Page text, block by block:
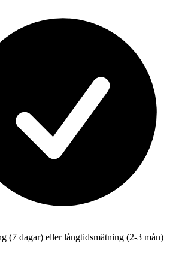
(7 dagar) eller långtidsmätning (2-3 mån)